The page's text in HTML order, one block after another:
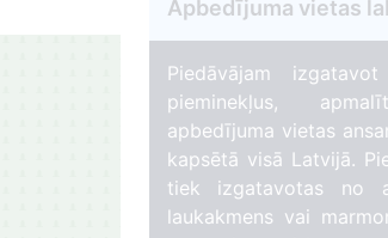
Apbedījuma vietas
Piedāvājam
pieminekļus,
apbedījuma vietas
kapsētā visā Latvijā.
tiek izgatavotas no
laukakmens vai